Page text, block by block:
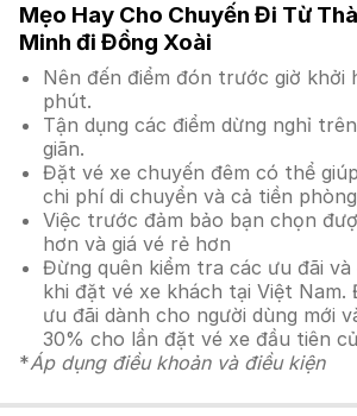
Mẹo Hay Cho Chuyến Đi Từ
Minh đi Đồng Xoài
Nên đến điểm đón trước giờ khởi
phút.
Tận dụng các điểm dừng nghỉ
giãn.
Đặt vé xe chuyến đêm có thể
chi phí di chuyển và cả tiền
Việc trước đảm bảo bạn chọn
hơn và giá vé rẻ hơn
Đừng quên kiểm tra các ưu đãi
khi đặt vé xe khách tại Việt Nam.
ưu đãi dành cho người dùng mới
30% cho lần đặt vé xe đầu tiên
*Áp dụng điều khoản và điều kiện